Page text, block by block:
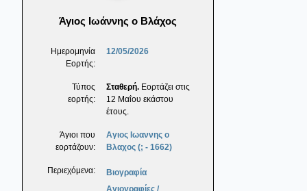
Άγιος Ιωάννης ο Βλάχος
Ημερομηνία
Εορτής:
12/05/2026
Τύπος
εορτής:
Σταθερή. Εορτάζει στις
12 Μαΐου εκάστου
έτους.
Άγιοι που
εορτάζουν:
Αγιος Ιωαννης ο
Βλαχος (; - 1662)
Περιεχόμενα:
Βιογραφία